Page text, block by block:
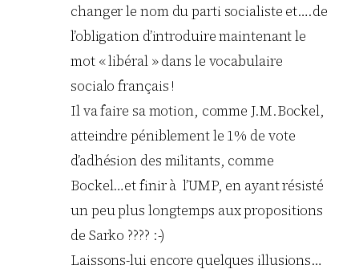
changer le nom du parti socialiste et….de
l’obligation d’introduire maintenant le
mot « libéral » dans le vocabulaire
socialo français !
Il va faire sa motion, comme J.M.Bockel,
atteindre péniblement le 1% de vote
d’adhésion des militants, comme
Bockel…et finir à l’UMP, en ayant résisté
un peu plus longtemps aux propositions
de Sarko ???? :-)
Laissons-lui encore quelques illusions…